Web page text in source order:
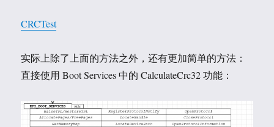
CRCTest
实际上除了上面的方法之外，还有更加简单的方法：
直接使用 Boot Services 中的 CalculateCrc32 功能：